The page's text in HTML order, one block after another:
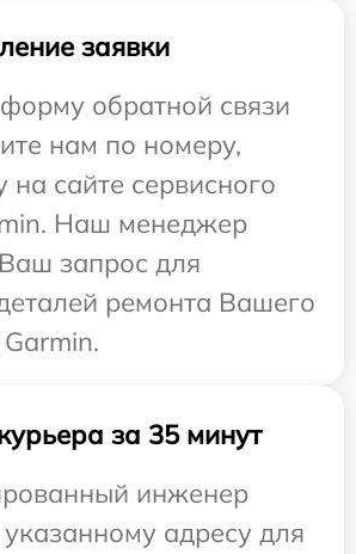
заявки
обратной связи
нам по номеру,
на сайте сервисного
Наш менеджер
запрос для
ремонта Вашего
за 35 минут
инженер
адресу для